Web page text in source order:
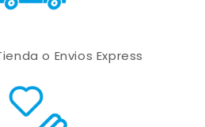
o Envios Express